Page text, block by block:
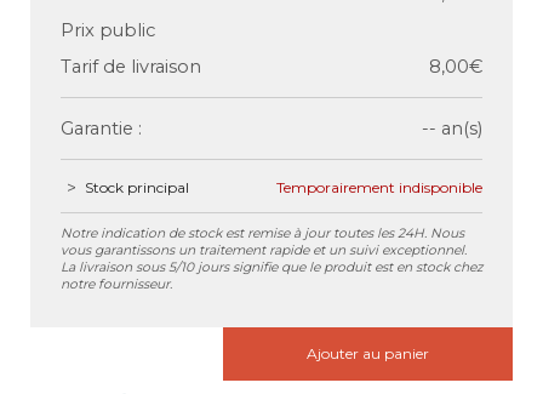
Prix public
Tarif de livraison
8,00€
Garantie : -- an(s)
Stock principal Temporairement indisponible
Notre indication de stock est remise à jour toutes les 24H. Nous
vous garantissons un traitement rapide et un suivi exceptionnel.
La livraison sous 5/10 jours signifie que le produit est en stock chez
notre fournisseur.
Ajouter au panier